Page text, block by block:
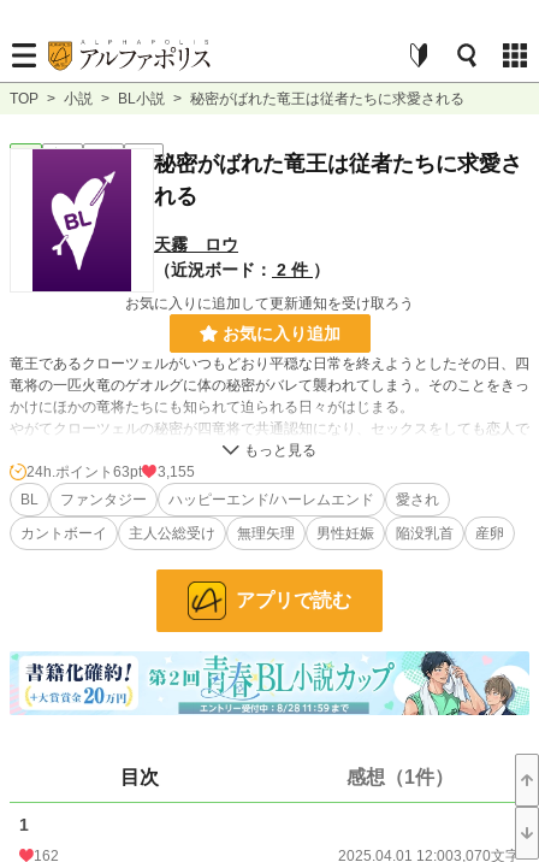
TOP > 小説 > BL小説 > 秘密がばれた竜王は従者たちに求愛される
BL 完結 長編 R18秘密がばれた竜王は従者たちに求愛さ
れる
天霧 ロウ
（近況ボード： 2 件 ）
お気に入りに追加して更新通知を受け取ろう
お気に入り追加
竜王であるクローツェルがいつもどおり平穏な日常を終えようとしたその日、四
竜将の一匹火竜のゲオルグに体の秘密がバレて襲われてしまう。そのことをきっ
かけにほかの竜将たちにも知られて迫られる日々がはじまる。
やがてクローツェルの秘密が四竜将で共通認知になり、セックスをしても恋人で
はないというクローツェルに、クローツェルにとっての恋人の定義はなんなのか
とゲオルグに問われる。それに答えられずにいれば、ゲオルグの提案で四竜将全
員と恋人になることになった。
愛を知らない孤独な王は果たして愛を見つけることが出来るのか。
※メイン視点のクローツェルが複数のキャラと性的関係を持ちます。
※ゲオルグ(俺様年下攻)/ハリューシカ(一途年上攻)/ベルケット(寡黙年上攻)/セレ
(ファンタジー/主従/従者×王/カントボーイ/主人公総受け/愛され/無理矢理/美人ク
ール受け/陥没乳首/産卵/男性妊娠/ハーレムエンド/ハッピーエンド)
BL 3,598 位 / 31,455 件
お気に入り
24h.ポイント 63pt
3,155
BL
ファンタジー ハッピーエンド/ハーレムエンド
愛され
カントボーイ
主人公総受け 無理矢理 男性妊娠 陥没乳首 産卵
アプリで読む
目次 感想（1件）
1
162 2025.04.01 12:003,070文字